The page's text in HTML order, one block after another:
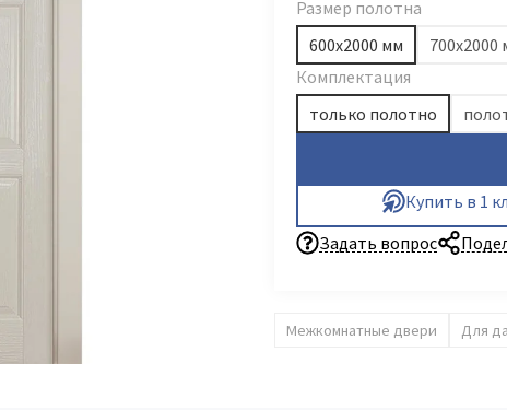
Размер полотна
600х2000 мм
700х2000
Комплектация
только полотно
Купить в 1
Задать вопрос
Межкомнатные двери Для